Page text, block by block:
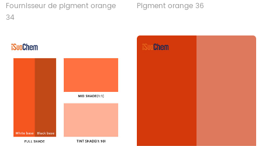
Fournisseur de pigment orange
34
Pigment orange 36